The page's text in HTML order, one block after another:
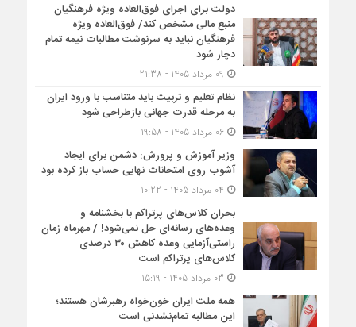
دولت برای اجرای فوق‌العاده ویژه فرهنگیان
منبع مالی مشخص کند/ فوق‌العاده ویژه
فرهنگیان نباید به سرنوشت مطالبات نیمه‌ تمام
دچار شود
نظام تعلیم و تربیت باید متناسب با ورود ایران
به مرحله قدرت جهانی بازطراحی شود
06 مرداد 1405 - 19:58
وزیر آموزش و پرورش: دشمن برای ایجاد
آشوب روی امتحانات نهایی حساب باز کرده بود
بحران کلاس‌های پرتراکم با بخشنامه و
وعده‌های رسانه‌ای حل نمی‌شود! / مهرماه زمان
راستی‌آزمایی وعده کاهش ۳۰ درصدی
کلاس‌های پرتراکم است
همه ملت ایران خون‌خواه رهبرشان هستند؛
این مطالبه تمام‌نشدنی است